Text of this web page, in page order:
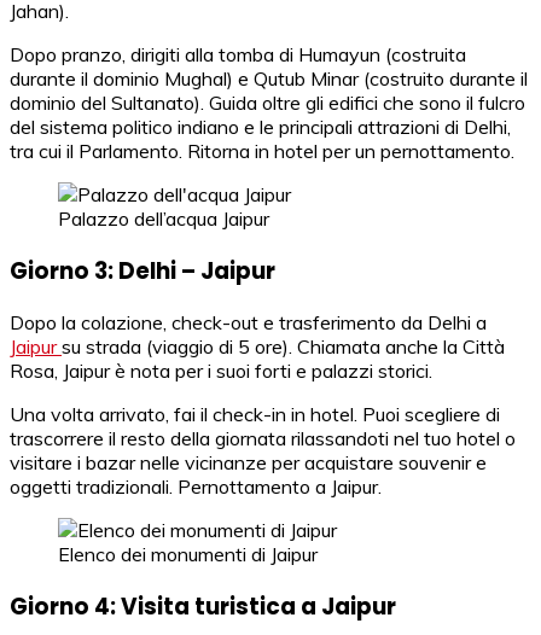
Jahan).
Dopo pranzo, dirigiti alla tomba di Humayun (costruita
durante il dominio Mughal) e Qutub Minar (costruito durante il
dominio del Sultanato). Guida oltre gli edifici che sono il fulcro
del sistema politico indiano e le principali attrazioni di Delhi,
tra cui il Parlamento. Ritorna in hotel per un pernottamento.
Palazzo dell’acqua Jaipur
Giorno 3: Delhi – Jaipur
Dopo la colazione, check-out e trasferimento da Delhi a
Jaipursu strada (viaggio di 5 ore). Chiamata anche la Città
Rosa, Jaipur è nota per i suoi forti e palazzi storici.
Una volta arrivato, fai il check-in in hotel. Puoi scegliere di
trascorrere il resto della giornata rilassandoti nel tuo hotel o
visitare i bazar nelle vicinanze per acquistare souvenir e
oggetti tradizionali. Pernottamento a Jaipur.
Elenco dei monumenti di Jaipur
Giorno 4: Visita turistica a Jaipur